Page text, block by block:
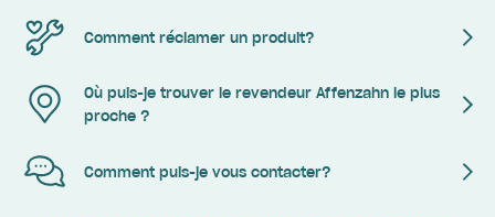
Comment réclamer un produit?
Où puis-je trouver le revendeur Affenzahn le plus
proche ?
Comment puis-je vous contacter?